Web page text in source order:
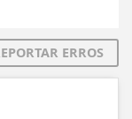
ERROS